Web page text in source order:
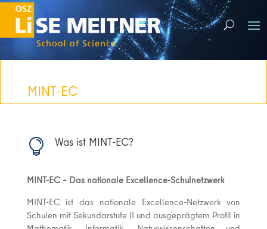
MINT-EC
 Was ist MINT-EC?
MINT-EC – Das nationale Excellence-Schulnetzwerk
MINT-EC ist das nationale Excellence-Netzwerk von
Schulen mit Sekundarstufe II und ausgeprägtem Profil in